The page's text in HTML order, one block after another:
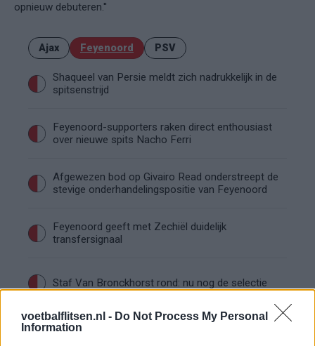
voetbalflitsen.nl - Do Not Process My Personal
Information
opnieuw debuteren.''
Ajax Feyenoord PSV
Shaqueel van Persie meldt zich nadrukkelijk in de
spitsenstrijd
Feyenoord-supporters raken direct enthousiast
over nieuwe spits Nacho Ferri
Afgewezen bod op Givairo Read onderstreept de
stevige onderhandelingspositie van Feyenoord
Feyenoord geeft met Zechiël duidelijk
transfersignaal
Staf Van Bronckhorst rond: nu nog de selectie
Feyenoord lost met nieuwe controleur direct